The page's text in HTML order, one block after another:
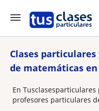
Clases
de matemáticas en
En
profesores particulares